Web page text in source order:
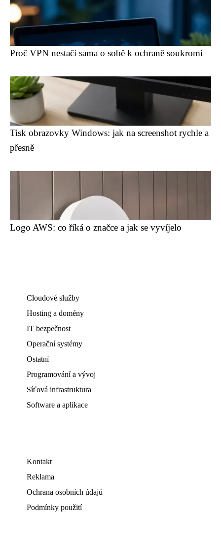
Proč VPN nestačí sama o sobě k ochraně soukromí
Tisk obrazovky Windows: jak na screenshot rychle a
přesně
Logo AWS: co říká o značce a jak se vyvíjelo
Cloudové služby
Hosting a domény
IT bezpečnost
Operační systémy
Ostatní
Programování a vývoj
Síťová infrastruktura
Software a aplikace
Kontakt
Reklama
Ochrana osobních údajů
Podmínky použití